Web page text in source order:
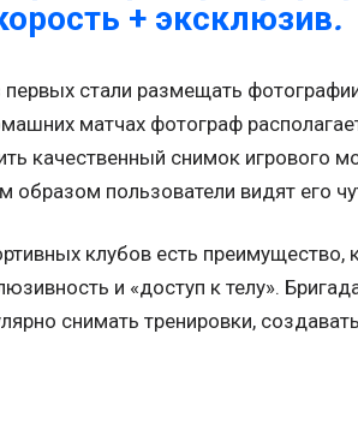
+ эксклюзив.
стали размещать
матчах фотограф
качественный снимок игрового
образом пользователи видят его
клубов есть
и «доступ к телу».
снимать тренировки,